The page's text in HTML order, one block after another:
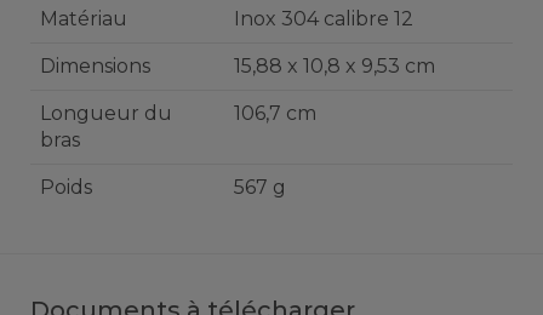
Matériau Inox 304 calibre 12
Dimensions 15,88 x 10,8 x 9,53 cm
Longueur du
bras
106,7 cm
Poids 567 g